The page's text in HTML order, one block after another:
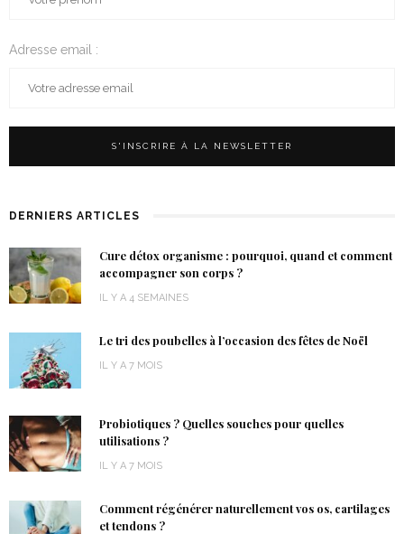
Adresse email :
DERNIERS ARTICLES
Cure détox organisme : pourquoi, quand et comment
accompagner son corps ?
IL Y A 4 SEMAINES
Le tri des poubelles à l’occasion des fêtes de Noël
IL Y A 7 MOIS
Probiotiques ? Quelles souches pour quelles
utilisations ?
IL Y A 7 MOIS
Comment régénérer naturellement vos os, cartilages
et tendons ?